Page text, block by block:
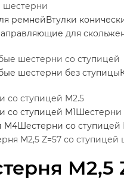
M2,5
шестерни
ремнейВтулки
для
шестерни со ступицей
шестерни без ступицы
со ступицей М2.5
со ступицей М1Шестерни
М4Шестерни со ступицей
M2,5 Z=57 со ступицей